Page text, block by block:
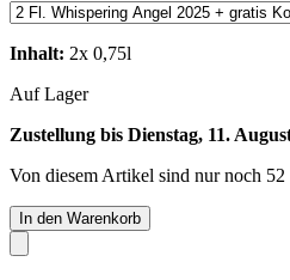
Inhalt: 2x 0,75l
Auf Lager
Zustellung bis Dienstag, 11.
Von diesem Artikel sind nur noch
In den Warenkorb